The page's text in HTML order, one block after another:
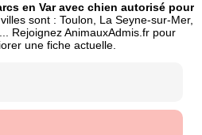
en Var avec chien autorisé pour
sont : Toulon, La Seyne-sur-Mer,
Rejoignez AnimauxAdmis.fr pour
une fiche actuelle.